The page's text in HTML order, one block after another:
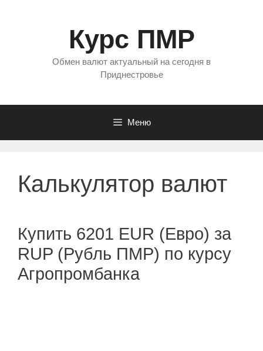
Курс ПМР
Обмен валют актуальный на сегодня в
Приднестровье
Меню
Калькулятор валют
Купить 6201 EUR (Евро) за
RUP (Рубль ПМР) по курсу
Агропромбанка